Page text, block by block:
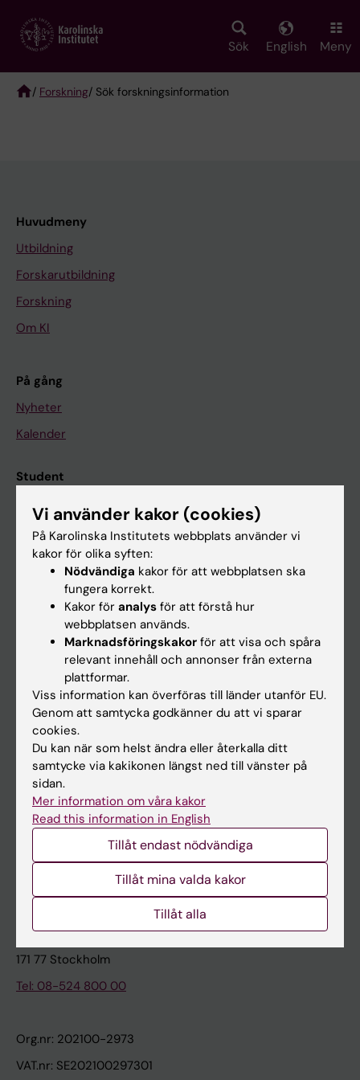
main
Sök English Meny
/ Forskning/ Sök forskningsinformation
Huvudmeny
Utbildning
Forskarutbildning
Forskning
Om KI
På gång
Nyheter
Kalender
Student
Ladok
Canvas
Schema
Studentmejlen
Kurs- och programwebbar
Student på KI
Medarbetare
Medarbetarportalen
Kontakta och besök KI
Universitetsbiblioteket
Stöd forskning och utbildning
Karolinska Institutet Innovation
Kontakta presstjänsten
Karolinska Institutet
171 77 Stockholm
Tel: 08-524 800 00
Org.nr: 202100-2973
VAT.nr: SE202100297301
Vi använder kakor (cookies)
På Karolinska Institutets webbplats använder vi
kakor för olika syften:
Nödvändiga kakor för att webbplatsen ska
fungera korrekt.
Kakor för analys för att förstå hur
webbplatsen används.
Marknadsföringskakor för att visa och spåra
relevant innehåll och annonser från externa
plattformar.
Viss information kan överföras till länder utanför EU.
Genom att samtycka godkänner du att vi sparar
cookies.
Du kan när som helst ändra eller återkalla ditt
samtycke via kakikonen längst ned till vänster på
sidan.
Mer information om våra kakor
Read this information in English
Tillåt endast nödvändiga
Tillåt mina valda kakor
Tillåt alla